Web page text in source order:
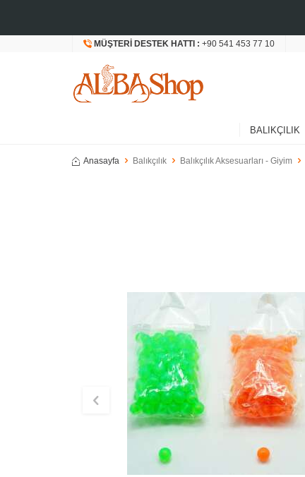
MÜŞTERI DESTEK HATTI : +90 541 453 77 10
BALIKÇILIK
Anasayfa Balıkçılık Balıkçılık Aksesuarları - Giyim